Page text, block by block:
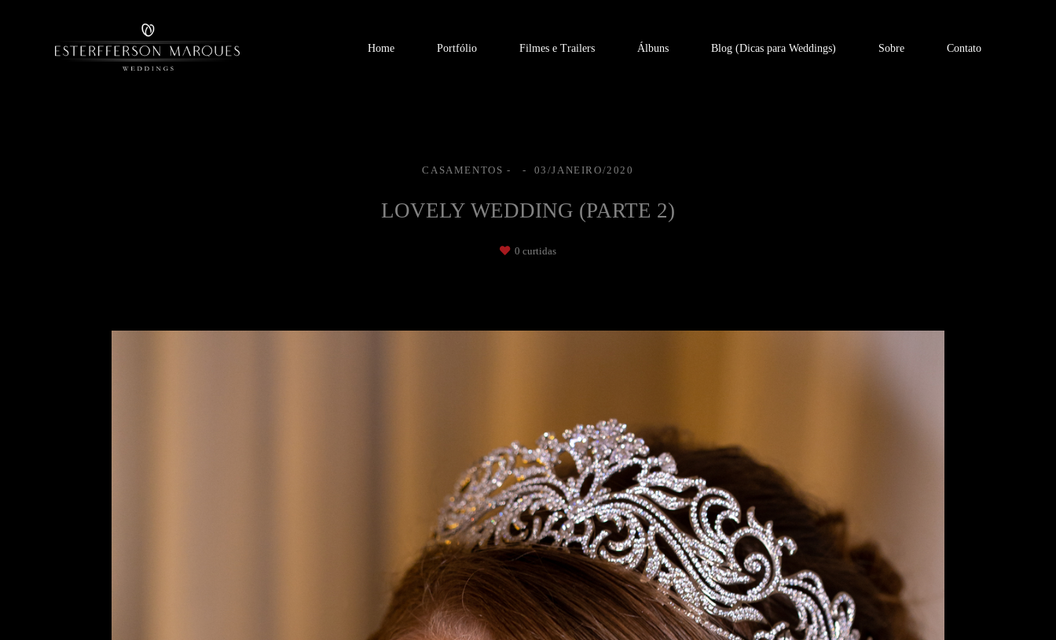
Home Portfólio Filmes e Trailers Álbuns Blog (Dicas para Weddings) Sobre Contato
CASAMENTOS 03/JANEIRO/2020
LOVELY WEDDING (PARTE 2)
0 curtidas